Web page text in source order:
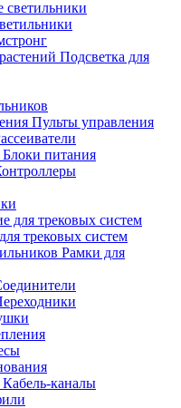
Подсветка для
Пульты управления
Блоки питания
трековых систем
Рамки для
Кабель-каналы